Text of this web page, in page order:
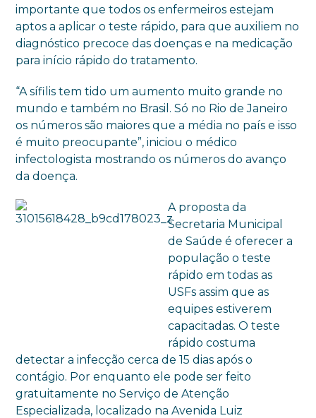
importante que todos os enfermeiros estejam
aptos a aplicar o teste rápido, para que auxiliem no
diagnóstico precoce das doenças e na medicação
para início rápido do tratamento.
“A sífilis tem tido um aumento muito grande no
mundo e também no Brasil. Só no Rio de Janeiro
os números são maiores que a média no país e isso
é muito preocupante”, iniciou o médico
infectologista mostrando os números do avanço
da doença.
A proposta da
Secretaria Municipal
de Saúde é oferecer a
população o teste
rápido em todas as
USFs assim que as
equipes estiverem
capacitadas. O teste
rápido costuma
detectar a infecção cerca de 15 dias após o
contágio. Por enquanto ele pode ser feito
gratuitamente no Serviço de Atenção
Especializada, localizado na Avenida Luiz